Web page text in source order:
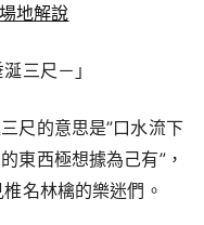
地解說
三尺－」
尺的意思是”口水流下
東西極想據為己有”，
名林檎的樂迷們。